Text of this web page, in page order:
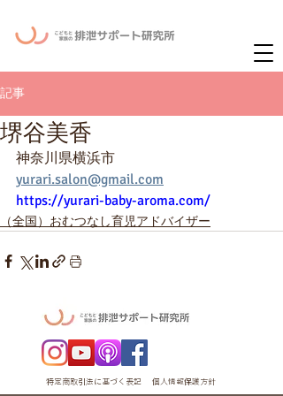
記事
堺谷美香
神奈川県横浜市
yurari.salon@gmail.com
https://yurari-baby-aroma.com/
（全国）おむつなし育児アドバイザー
特定商取引法に基づく表記 個人情報保護方針